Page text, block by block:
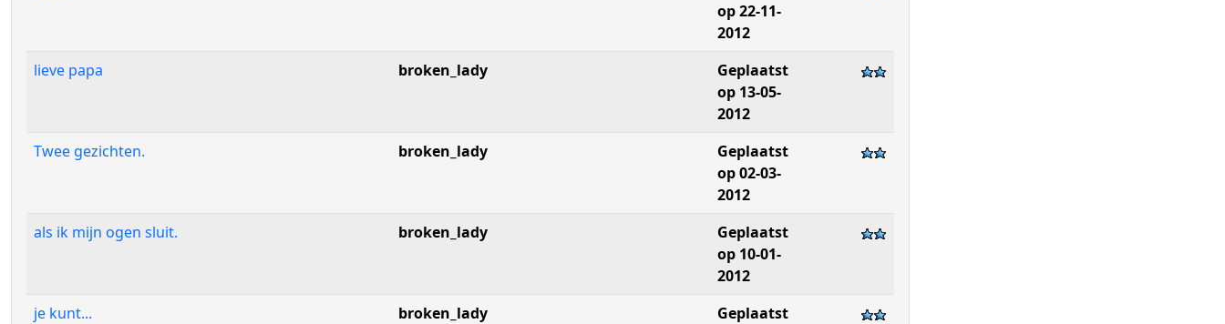
op 22-11-
2012
lieve papa
broken_lady
Geplaatst
op 13-05-
2012
Twee gezichten.
broken_lady
Geplaatst
op 02-03-
2012
als ik mijn ogen sluit.
broken_lady
Geplaatst
op 10-01-
2012
je kunt...
broken_lady
Geplaatst